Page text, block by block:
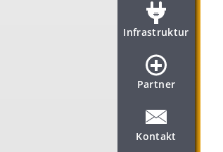
Infrastruktur
Partner
Kontakt